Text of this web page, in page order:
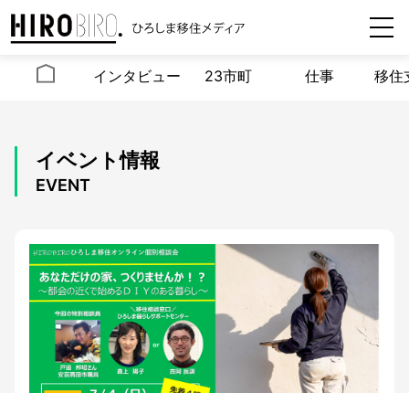
インタビュー 23市町 仕事 移住
イベント情報
EVENT